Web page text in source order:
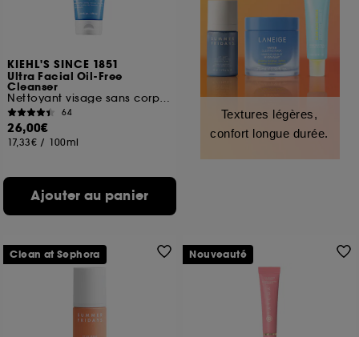
KIEHL'S SINCE 1851
Ultra Facial Oil-Free
Cleanser
Nettoyant visage sans corps gras
64
26,00€
17,33€ / 100ml
Ajouter au panier
Textures légères,
confort longue durée.
Clean at Sephora Nouveauté